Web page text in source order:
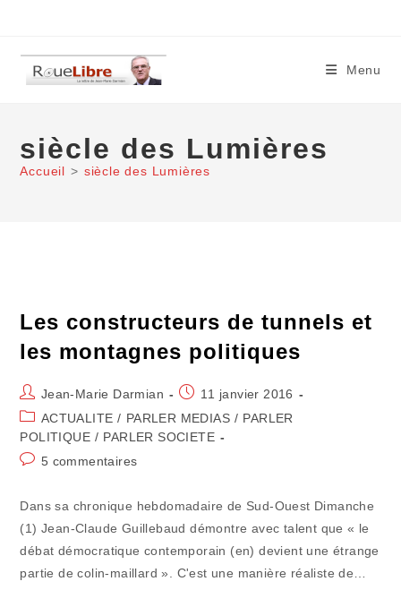
content
Menu
siècle des Lumières
Accueil > siècle des Lumières
Les constructeurs de tunnels et
les montagnes politiques
Auteur/autrice
de
la
publication :
Jean-Marie Darmian
Publication
publiée :
11 janvier 2016
Post
category:
ACTUALITE / PARLER MEDIAS / PARLER
POLITIQUE / PARLER SOCIETE
Commentaires
5 commentaires
Dans sa chronique hebdomadaire de Sud-Ouest Dimanche
(1) Jean-Claude Guillebaud démontre avec talent que « le
débat démocratique contemporain (en) devient une étrange
partie de colin-maillard ». C'est une manière réaliste de…